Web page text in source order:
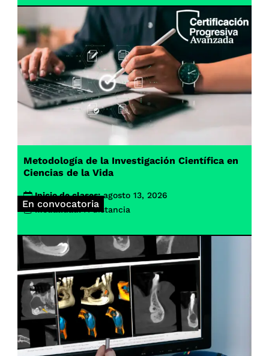
En convocatoria
Metodología de la Investigación Científica en
Ciencias de la Vida
Inicio de clases: agosto 13, 2026
Modalidad: A distancia